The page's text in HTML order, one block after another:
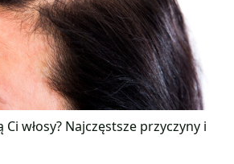
włosy? Najczęstsze przyczyny i